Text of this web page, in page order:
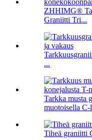
ZHHIMG®
Graniitti Tri...
...
Tarkka musta
muotoisella
Tiheä graniitti